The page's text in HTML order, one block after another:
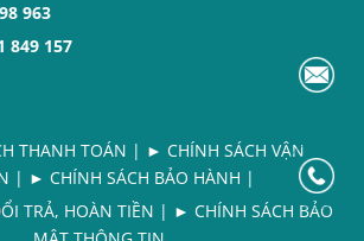
963
849 157
THANH TOÁN | ► CHÍNH SÁCH VẬN
| ► CHÍNH SÁCH BẢO HÀNH |
TRẢ, HOÀN TIỀN | ► CHÍNH SÁCH BẢO